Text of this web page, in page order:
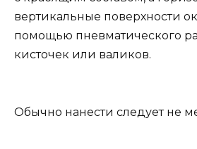
вертикальные поверхности
помощью пневматического
кисточек или валиков.
Обычно нанести следует не